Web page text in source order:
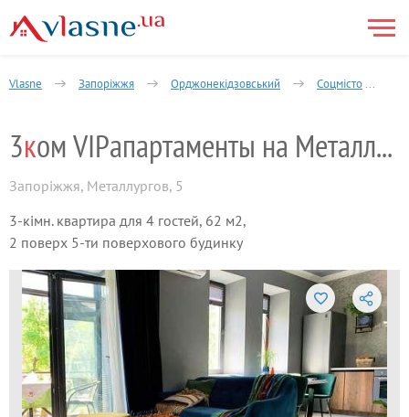
Vlasne Запоріжжя Орджонекідзовський Соцмісто
3к ом VIPапартаменты на Металлургов
Запоріжжя, Металлургов, 5
3-кімн. квартира для 4 гостей, 62 м2,
2 поверх 5-ти поверхового будинку